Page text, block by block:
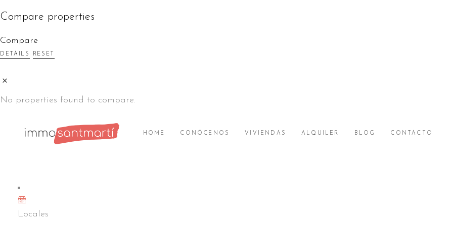
Compare properties
Compare
DETAILS RESET
No properties found to compare.
HOME CONÓCENOS VIVIENDAS ALQUILER BLOG CONTACTO
Locales